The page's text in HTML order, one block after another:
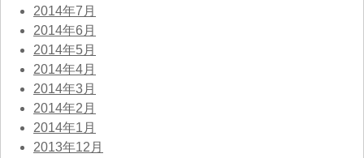
2014年7月
2014年6月
2014年5月
2014年4月
2014年3月
2014年2月
2014年1月
2013年12月